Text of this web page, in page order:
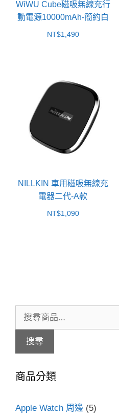
WiWU Cube磁吸無線充行
動電源10000mAh-簡約白
NT$1,490
NILLKIN 車用磁吸無線充
電器二代-A款
NT$1,090
尋
字:
搜尋
商品分類
Apple Watch 周邊 (5)